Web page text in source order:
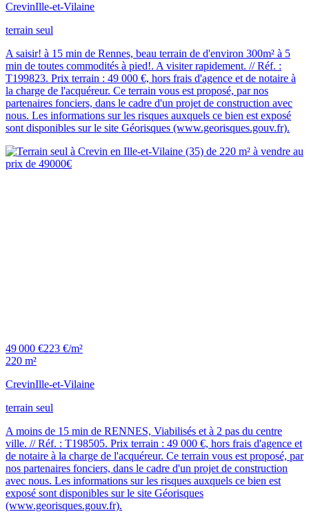
CrevinIlle-et-Vilaine
terrain seul
A saisir! à 15 min de Rennes, beau terrain de d'environ 300m² à 5
min de toutes commodités à pied!. A visiter rapidement. // Réf. :
T199823. Prix terrain : 49 000 €, hors frais d'agence et de notaire à
la charge de l'acquéreur. Ce terrain vous est proposé, par nos
partenaires fonciers, dans le cadre d'un projet de construction avec
nous. Les informations sur les risques auxquels ce bien est exposé
sont disponibles sur le site Géorisques (www.georisques.gouv.fr).
49 000 €223 €/m²
220 m²
CrevinIlle-et-Vilaine
terrain seul
A moins de 15 min de RENNES, Viabilisés et à 2 pas du centre
ville. // Réf. : T198505. Prix terrain : 49 000 €, hors frais d'agence et
de notaire à la charge de l'acquéreur. Ce terrain vous est proposé, par
nos partenaires fonciers, dans le cadre d'un projet de construction
avec nous. Les informations sur les risques auxquels ce bien est
exposé sont disponibles sur le site Géorisques
(www.georisques.gouv.fr).